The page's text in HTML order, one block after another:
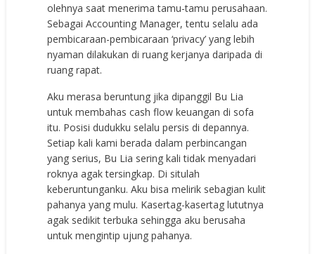
olehnya saat menerima tamu-tamu perusahaan.
Sebagai Accounting Manager, tentu selalu ada
pembicaraan-pembicaraan ‘privacy’ yang lebih
nyaman dilakukan di ruang kerjanya daripada di
ruang rapat.
Aku merasa beruntung jika dipanggil Bu Lia
untuk membahas cash flow keuangan di sofa
itu. Posisi dudukku selalu persis di depannya.
Setiap kali kami berada dalam perbincangan
yang serius, Bu Lia sering kali tidak menyadari
roknya agak tersingkap. Di situlah
keberuntunganku. Aku bisa melirik sebagian kulit
pahanya yang mulu. Kasertag-kasertag lututnya
agak sedikit terbuka sehingga aku berusaha
untuk mengintip ujung pahanya.